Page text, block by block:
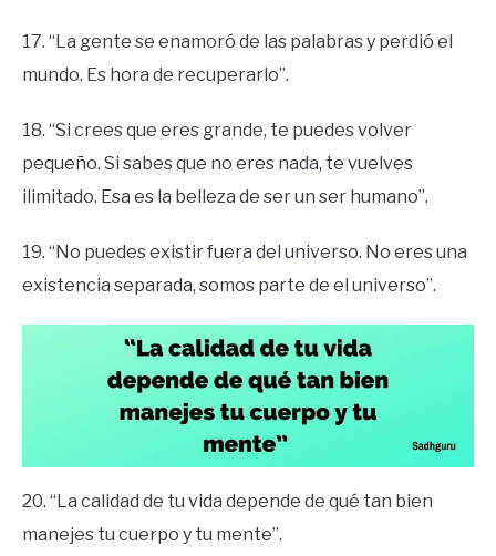
17. “La gente se enamoró de las palabras y perdió el
mundo. Es hora de recuperarlo”.
18. “Si crees que eres grande, te puedes volver
pequeño. Si sabes que no eres nada, te vuelves
ilimitado. Esa es la belleza de ser un ser humano”.
19. “No puedes existir fuera del universo. No eres una
existencia separada, somos parte de el universo”.
20. “La calidad de tu vida depende de qué tan bien
manejes tu cuerpo y tu mente”.